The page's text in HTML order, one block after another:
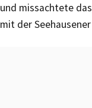
und missachtete
mit der